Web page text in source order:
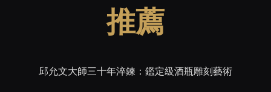
推薦
邱允文大師三十年淬鍊：鑑定級酒瓶雕刻藝術